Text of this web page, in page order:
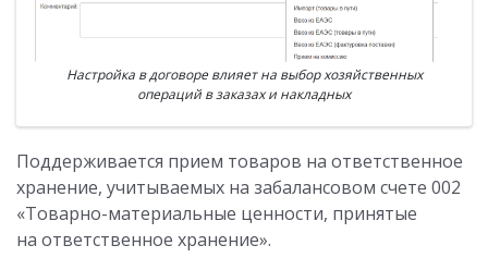
Настройка в договоре влияет на выбор хозяйственных
операций в заказах и накладных
Поддерживается прием товаров на ответственное
хранение, учитываемых на забалансовом счете 002
«Товарно-материальные ценности, принятые
на ответственное хранение».